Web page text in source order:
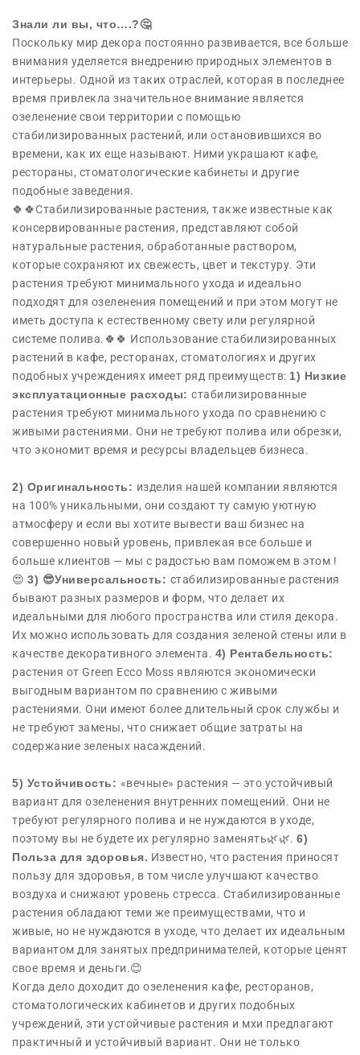
Знали ли вы, что….?🤔
Поскольку мир декора постоянно развивается, все больше
внимания уделяется внедрению природных элементов в
интерьеры. Одной из таких отраслей, которая в последнее
время привлекла значительное внимание является
озеленение свои территории с помощью
стабилизированных растений, или остановившихся во
времени, как их еще называют. Ними украшают кафе,
рестораны, стоматологические кабинеты и другие
подобные заведения.
🍀🍀Стабилизированные растения, также известные как
консервированные растения, представляют собой
натуральные растения, обработанные раствором,
которые сохраняют их свежесть, цвет и текстуру. Эти
растения требуют минимального ухода и идеально
подходят для озеленения помещений и при этом могут не
иметь доступа к естественному свету или регулярной
системе полива.🍀🍀 Использование стабилизированных
растений в кафе, ресторанах, стоматологиях и других
подобных учреждениях имеет ряд преимуществ: 1) Низкие
эксплуатационные расходы: стабилизированные
растения требуют минимального ухода по сравнению с
живыми растениями. Они не требуют полива или обрезки,
что экономит время и ресурсы владельцев бизнеса.
2) Оригинальность: изделия нашей компании являются
на 100% уникальными, они создают ту самую уютную
атмосферу и если вы хотите вывести ваш бизнес на
совершенно новый уровень, привлекая все больше и
больше клиентов — мы с радостью вам поможем в этом !
😍 3) 😎Универсальность: стабилизированные растения
бывают разных размеров и форм, что делает их
идеальными для любого пространства или стиля декора.
Их можно использовать для создания зеленой стены или в
качестве декоративного элемента. 4) Рентабельность:
растения от Green Ecco Moss являются экономически
выгодным вариантом по сравнению с живыми
растениями. Они имеют более длительный срок службы и
не требуют замены, что снижает общие затраты на
содержание зеленых насаждений.
5) Устойчивость: «вечные» растения — это устойчивый
вариант для озеленения внутренних помещений. Они не
требуют регулярного полива и не нуждаются в уходе,
поэтому вы не будете их регулярно заменять🌿🌿. 6)
Польза для здоровья. Известно, что растения приносят
пользу для здоровья, в том числе улучшают качество
воздуха и снижают уровень стресса. Стабилизированные
растения обладают теми же преимуществами, что и
живые, но не нуждаются в уходе, что делает их идеальным
вариантом для занятых предпринимателей, которые ценят
свое время и деньги.😊
Когда дело доходит до озеленения кафе, ресторанов,
стоматологических кабинетов и других подобных
учреждений, эти устойчивые растения и мхи предлагают
практичный и устойчивый вариант. Они не только